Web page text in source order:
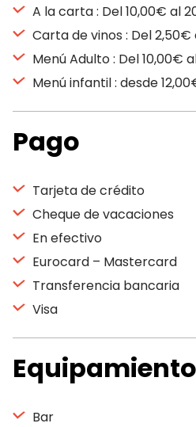
A la carta : Del 10,00€ al
Carta de vinos : Del 2,50€
Menú Adulto : Del 10,00€
Menú infantil : desde
Pago
Tarjeta de crédito
Cheque de vacaciones
En efectivo
Eurocard – Mastercard
Transferencia bancaria
Visa
Bar